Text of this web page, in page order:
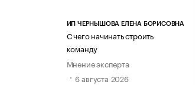
ИП ЧЕРНЫШОВА ЕЛЕНА БОРИСОВНА
С чего начинать строить
команду
Мнение эксперта
6 августа 2026